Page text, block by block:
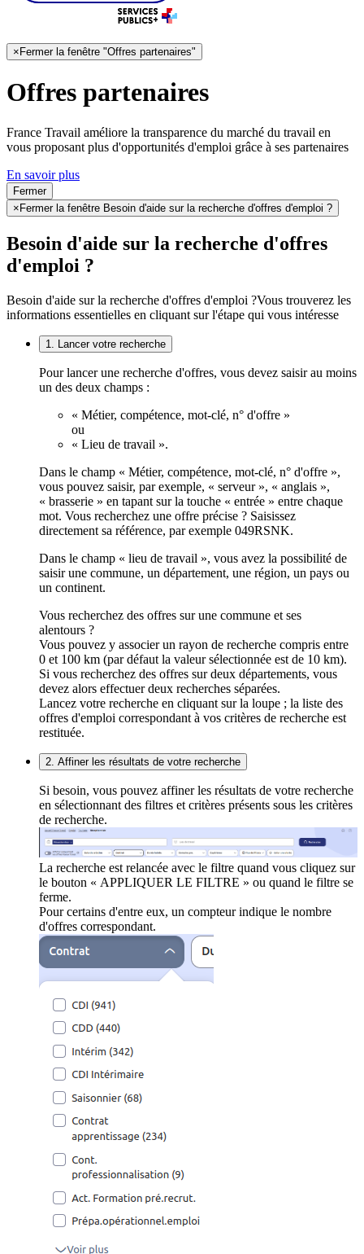
× Fermer la fenêtre "Offres partenaires"
Offres partenaires
France Travail améliore la transparence du marché du travail en
vous proposant plus d'opportunités d'emploi grâce à ses partenaires
En savoir plus
Fermer
× Fermer la fenêtre Besoin d'aide sur la recherche d'offres d'emploi ?
Besoin d'aide sur la recherche d'offres
d'emploi ?
Besoin d'aide sur la recherche d'offres d'emploi ?Vous trouverez les
informations essentielles en cliquant sur l'étape qui vous intéresse
1. Lancer votre recherche
Pour lancer une recherche d'offres, vous devez saisir au moins
un des deux champs :
« Métier, compétence, mot-clé, n° d'offre »
ou
« Lieu de travail ».
Dans le champ « Métier, compétence, mot-clé, n° d'offre »,
vous pouvez saisir, par exemple, « serveur », « anglais »,
« brasserie » en tapant sur la touche « entrée » entre chaque
mot. Vous recherchez une offre précise ? Saisissez
directement sa référence, par exemple 049RSNK.
Dans le champ « lieu de travail », vous avez la possibilité de
saisir une commune, un département, une région, un pays ou
un continent.
Vous recherchez des offres sur une commune et ses
alentours ?
Vous pouvez y associer un rayon de recherche compris entre
0 et 100 km (par défaut la valeur sélectionnée est de 10 km).
Si vous recherchez des offres sur deux départements, vous
devez alors effectuer deux recherches séparées.
Lancez votre recherche en cliquant sur la loupe ; la liste des
offres d'emploi correspondant à vos critères de recherche est
restituée.
2. Affiner les résultats de votre recherche
Si besoin, vous pouvez affiner les résultats de votre recherche
en sélectionnant des filtres et critères présents sous les critères
de recherche.
La recherche est relancée avec le filtre quand vous cliquez sur
le bouton « APPLIQUER LE FILTRE » ou quand le filtre se
ferme.
Pour certains d'entre eux, un compteur indique le nombre
d'offres correspondant.